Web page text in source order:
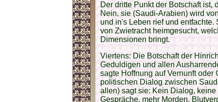
Der dritte Punkt der Botschaft ist,
Nein, sie (Saudi-Arabien) wird
und in's Leben rief und
von Zwietracht heimgesucht,
Dimensionen bringt.
Viertens: Die Botschaft der
Geduldigen und allen
sagte Hoffnung auf Vernunft oder
politischen Dialog zwischen
allen) sagt sie: Kein Dialog,
Gespräche, mehr Morden,